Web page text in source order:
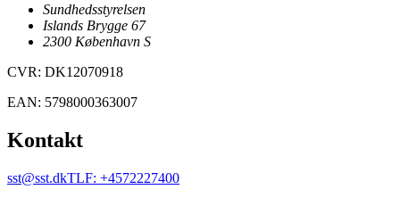
Sundhedsstyrelsen
Islands Brygge 67
2300 København S
CVR: DK12070918
EAN: 5798000363007
Kontakt
sst@sst.dkTLF: +4572227400